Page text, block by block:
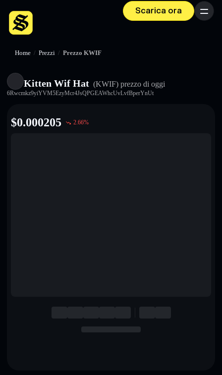
Scarica ora Menu
Home / Prezzi / Prezzo KWIF
Kitten Wif Hat (KWIF) prezzo di oggi
6Rwcmkz9yiYVM5EzyMcr4JsQPGEAWhcUvLvfBperYnUt
$0.000205 2.66%